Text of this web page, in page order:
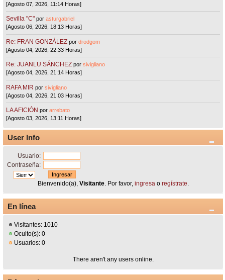
[Agosto 07, 2026, 11:14 Horas]
Sevilla "C"porasturgabriel
[Agosto 06, 2026, 18:13 Horas]
Re: FRAN GONZÁLEZ pordrodgom
[Agosto 04, 2026, 22:33 Horas]
Re: JUANLU SÁNCHEZ porsivigliano
[Agosto 04, 2026, 21:14 Horas]
RAFA MIR porsivigliano
[Agosto 04, 2026, 21:03 Horas]
LA AFICIÓN porarrebato
[Agosto 03, 2026, 13:11 Horas]
User Info
Usuario:
Contraseña:
Bienvenido(a), Visitante. Por favor, ingresao regístrate.
En línea
Visitantes: 1010
Oculto(s): 0
Usuarios: 0
There aren't any users online.